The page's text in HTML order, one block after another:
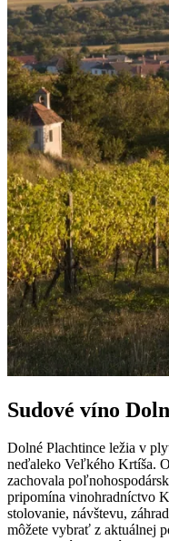
Sudové víno
Dolné Plachtince ležia v
neďaleko Veľkého Krtíša.
zachovala
pripomína vinohradníctvo
stolovanie, návštevu,
môžete vybrať z aktuálnej